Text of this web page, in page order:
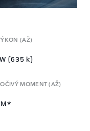
(AŽ)
(635 k)
MOMENT (AŽ)